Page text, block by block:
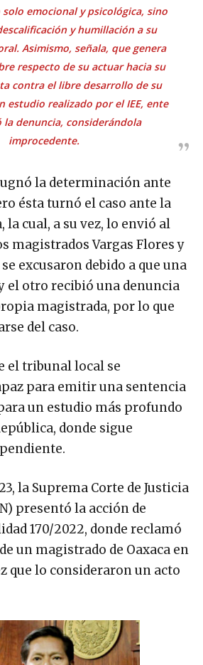
emocional y psicológica, sino
y humillación a su
Asimismo, señala, que genera
respecto de su actuar hacia su
contra el libre desarrollo de su
estudio realizado por el IEE, ente
la denuncia, considerándola
improcedente.
la determinación ante
ésta turnó el caso ante la
la cual, a su vez, lo envió al
magistrados Vargas Flores y
excusaron debido a que una
el otro recibió una denuncia
magistrada, por lo que
del caso.
el tribunal local se
para emitir una sentencia
un estudio más profundo
donde sigue
la Suprema Corte de Justicia
presentó la acción de
170/2022, donde reclamó
un magistrado de Oaxaca en
que lo consideraron un acto